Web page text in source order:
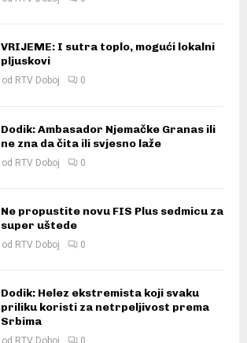
VRIJEME: I sutra toplo, mogući lokalni
pljuskovi
od RTV Doboj 0
Dodik: Ambasador Njemačke Granas ili
ne zna da čita ili svjesno laže
od RTV Doboj 0
Ne propustite novu FIS Plus sedmicu za
super uštede
od RTV Doboj 0
Dodik: Helez ekstremista koji svaku
priliku koristi za netrpeljivost prema
Srbima